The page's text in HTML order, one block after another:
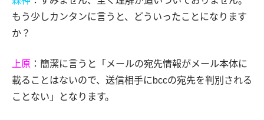
もう少しカンタンに言うと、どういったことになります
か？
上原 ：簡潔に言うと「メールの宛先情報がメール本体に
載ることはないので、送信相手にbccの宛先を判別される
ことない」となります。